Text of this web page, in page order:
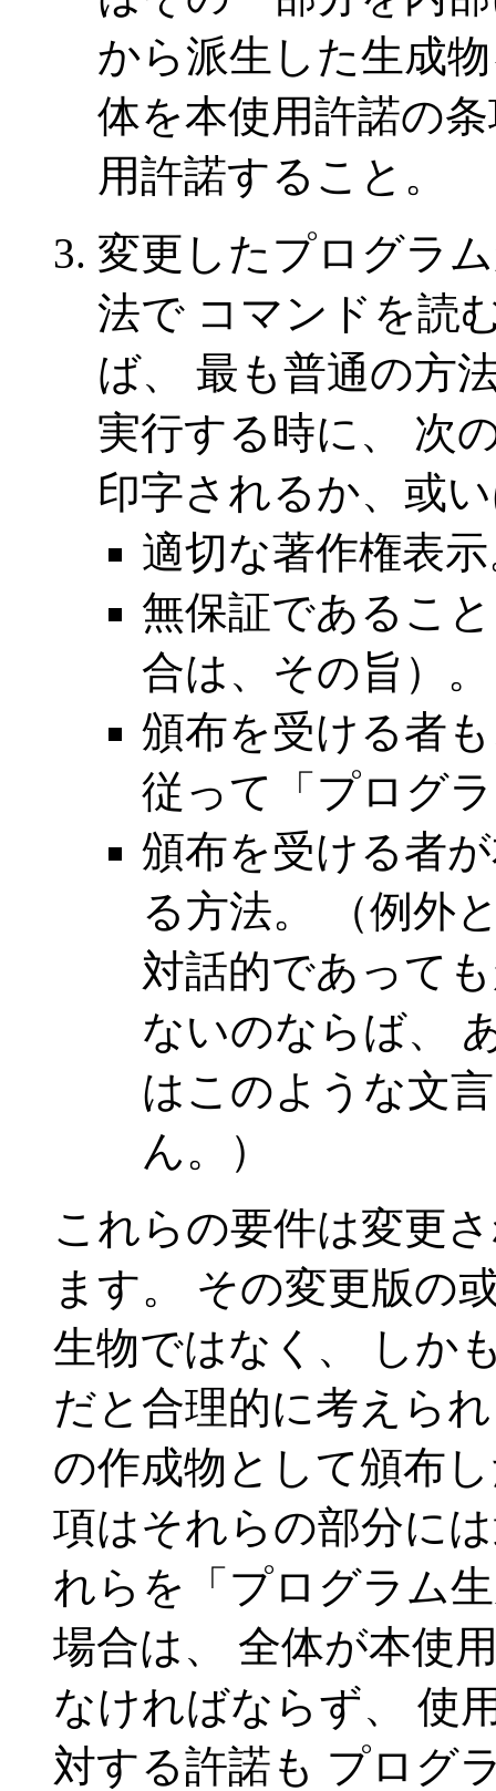
から派生した生成
体を本使用許諾の
用許諾すること。
変更したプログラ
法で コマンドを読
ば、 最も普通の方
実行する時に、 次
印字されるか、或
適切な著作権表
無保証であるこ
合は、その旨）。
頒布を受ける者
従って「プログ
頒布を受ける者
る方法。 （例外
対話的であって
ないのならば、
はこのような文
ん。）
これらの要件は変更
ます。 その変更版の
生物ではなく、 しか
だと合理的に考えら
の作成物として頒布
項はそれらの部分に
れらを「プログラム
場合は、 全体が本使
なければならず、 使
対する許諾も プログ